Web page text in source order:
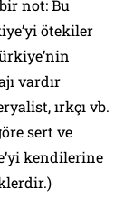
not: Bu
ötekiler
vardır
ırkçı vb.
sert ve
kendilerine